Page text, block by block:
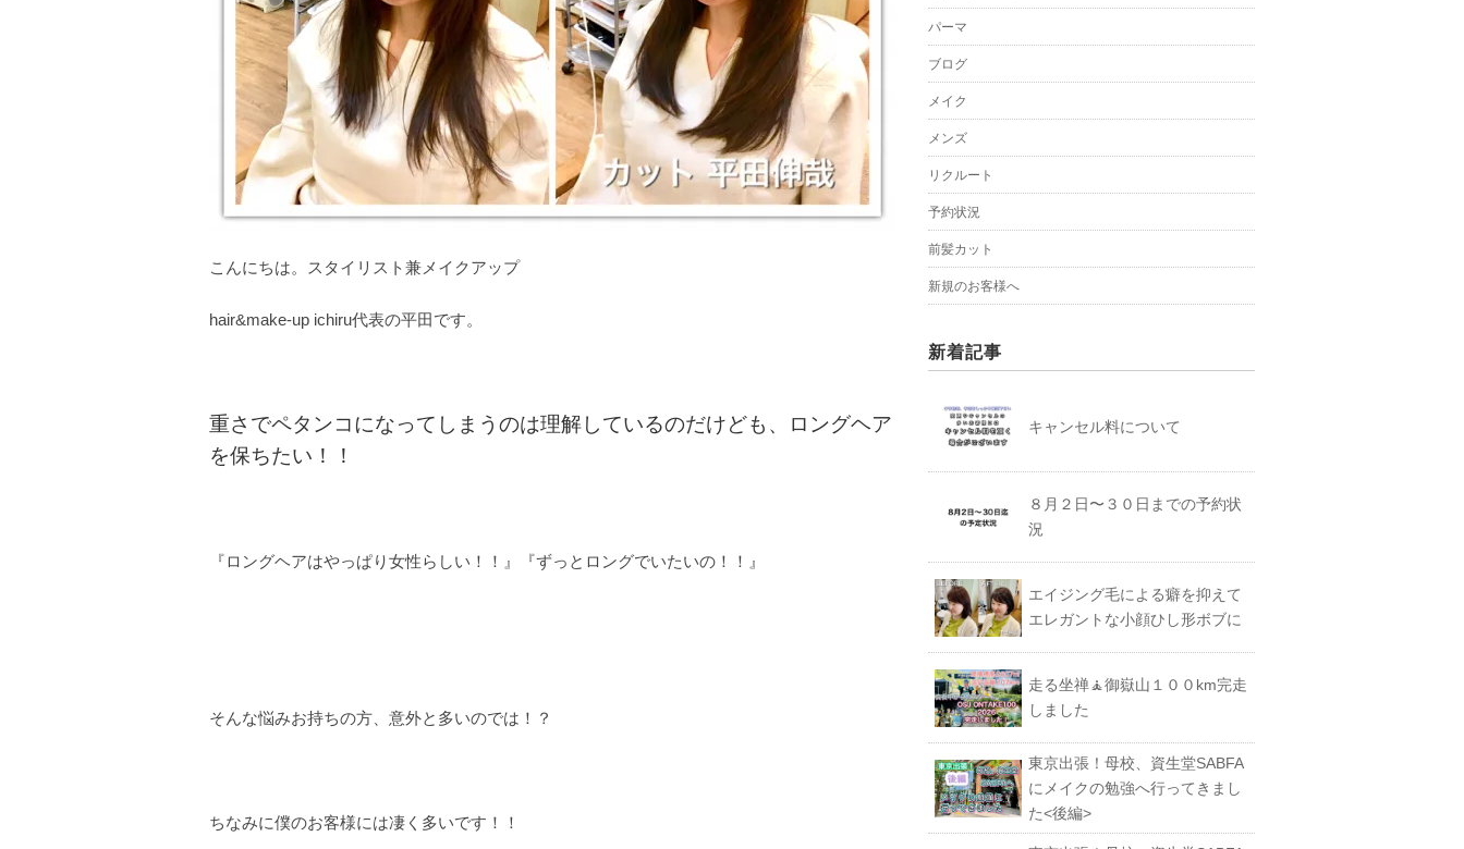
こんにちは。スタイリスト兼メイクアップ
hair&make-up ichiru代表の平田です。
重さでペタンコになってしまうのは理解しているのだけども、ロングヘア
を保ちたい！！
『ロングヘアはやっぱり女性らしい！！』『ずっとロングでいたいの！！』
そんな悩みお持ちの方、意外と多いのでは！？
ちなみに僕のお客様には凄く多いです！！
パーマ
ブログ
メイク
メンズ
リクルート
予約状況
前髪カット
新規のお客様へ
新着記事
キャンセル料について
８月２日〜３０日までの予約状
況
エイジング毛による癖を抑えて
エレガントな小顔ひし形ボブに
走る坐禅🧘御嶽山１００km完走
しました
東京出張！母校、資生堂SABFA
にメイクの勉強へ行ってきまし
た<後編>